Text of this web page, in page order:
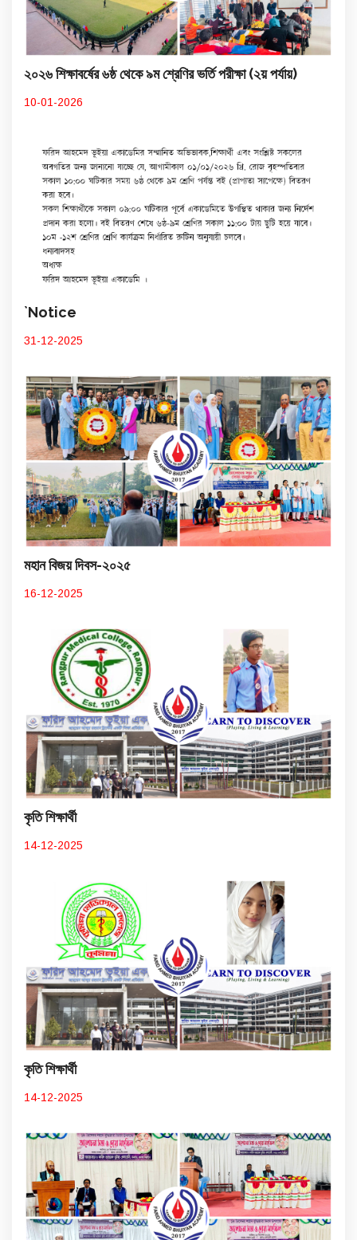
২০২৬ শিক্ষাবর্ষের ৬ষ্ঠ থেকে ৯ম শ্রেণির ভর্তি পরীক্ষা (২য় পর্যায়)
10-01-2026
`Notice
31-12-2025
মহান বিজয় দিবস-২০২৫
16-12-2025
কৃতি শিক্ষার্থী
14-12-2025
কৃতি শিক্ষার্থী
14-12-2025